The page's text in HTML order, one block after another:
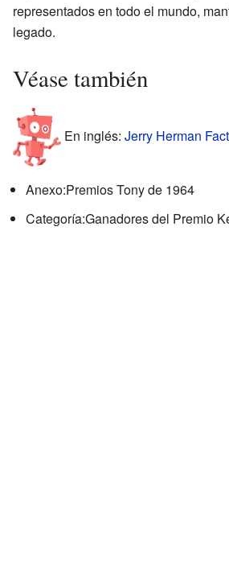
representados en todo el mundo,
legado.
Véase también
En inglés: Jerry Herman
Anexo:Premios Tony de 1964
Categoría:Ganadores del Premio